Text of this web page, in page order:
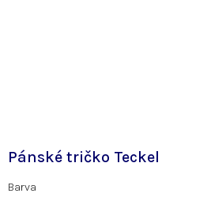
Pánské tričko Teckel
Barva